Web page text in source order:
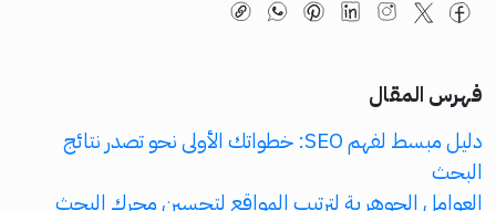
فهرس المقال
دليل مبسط لفهم SEO: خطواتك الأولى نحو تصدر نتائج
البحث
العوامل الجوهرية لترتيب المواقع لتحسين محرك البحث